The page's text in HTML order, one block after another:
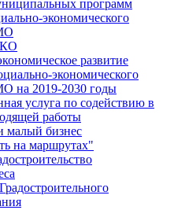
программ
экономического
развитие
экономического
на 2019-2030 годы
услуга по содействию в
работы
малый бизнес
на маршрутах"